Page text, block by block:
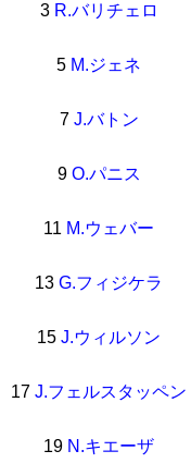
3 R.バリチェロ
5 M.ジェネ
7 J.バトン
9 O.パニス
11 M.ウェバー
13 G.フィジケラ
15 J.ウィルソン
17 J.フェルスタッペン
19 N.キエーザ